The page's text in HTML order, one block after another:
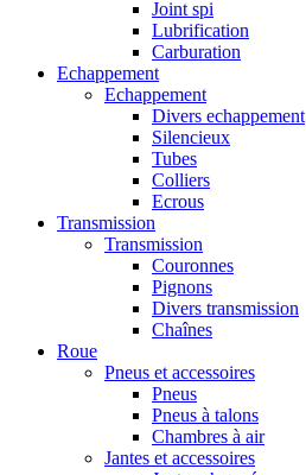
Joint spi
Lubrification
Carburation
Echappement
Echappement
Divers echappement
Silencieux
Tubes
Colliers
Ecrous
Transmission
Transmission
Couronnes
Pignons
Divers transmission
Chaînes
Roue
Pneus et accessoires
Pneus
Pneus à talons
Chambres à air
Jantes et accessoires